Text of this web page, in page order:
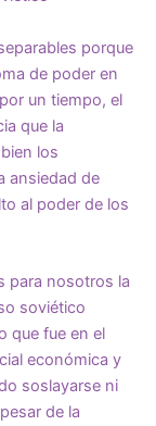
porque
de poder en
un tiempo, el
que la
los
ansiedad de
al poder de los
para nosotros la
soviético
que fue en el
económica y
soslayarse ni
de la